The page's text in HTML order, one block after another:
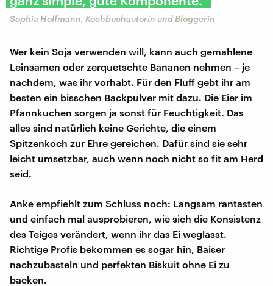
Sophia Hoffmann, Kochbuchautorin und Bloggerin
Wer kein Soja verwenden will, kann auch gemahlene
Leinsamen oder zerquetschte Bananen nehmen – je
nachdem, was ihr vorhabt. Für den Fluff gebt ihr am
besten ein bisschen Backpulver mit dazu. Die Eier im
Pfannkuchen sorgen ja sonst für Feuchtigkeit. Das
alles sind natürlich keine Gerichte, die einem
Spitzenkoch zur Ehre gereichen. Dafür sind sie sehr
leicht umsetzbar, auch wenn noch nicht so fit am Herd
seid.
Anke empfiehlt zum Schluss noch: Langsam rantasten
und einfach mal ausprobieren, wie sich die Konsistenz
des Teiges verändert, wenn ihr das Ei weglasst.
Richtige Profis bekommen es sogar hin, Baiser
nachzubasteln und perfekten Biskuit ohne Ei zu
backen.